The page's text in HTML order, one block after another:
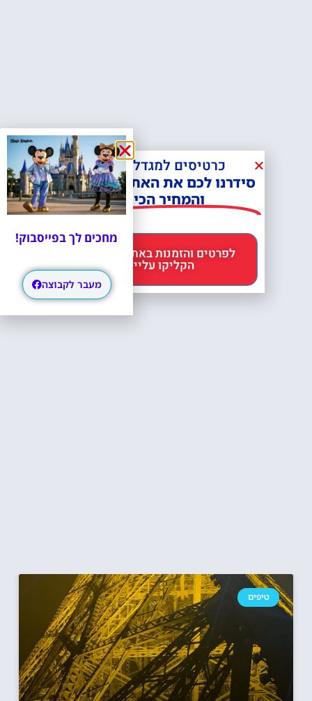
טיפים
כרטיסים למגדל אייפל?
סידרנו לכם את האתר הכי אמין -
והמחיר הכי זול!
הקליקו עליי 😊
מחכים לך בפייסבוק!
מעבר לקבוצה